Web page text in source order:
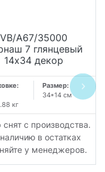
VB/A67/35000
7 глянцевый
14х34 декор
Размер:
34*14 см
кг
снят с производства.
в остатках
у менеджеров.